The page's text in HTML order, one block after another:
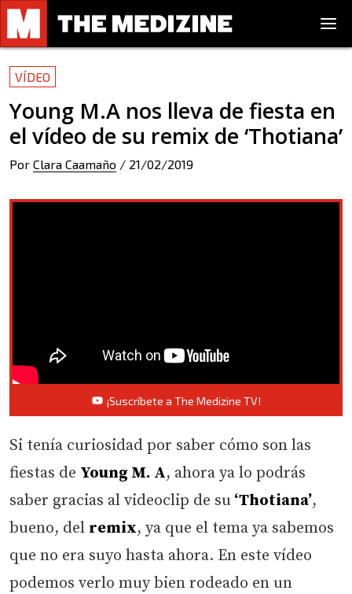
VÍDEO
Young M.A nos lleva de fiesta en
el vídeo de su remix de ‘Thotiana’
Por Clara Caamaño / 21/02/2019
¡Suscríbete a The Medizine TV!
Si tenía curiosidad por saber cómo son las
fiestas de Young M. A, ahora ya lo podrás
saber gracias al videoclip de su ‘Thotiana’,
bueno, del remix, ya que el tema ya sabemos
que no era suyo hasta ahora. En este vídeo
podemos verlo muy bien rodeado en un